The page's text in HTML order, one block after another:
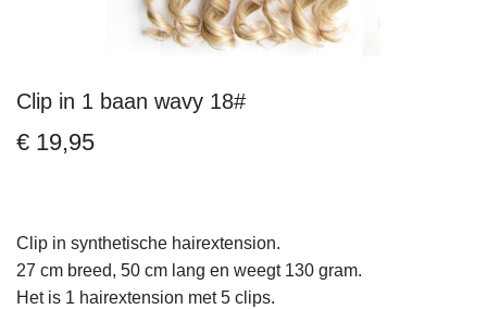
Ga
het
afbeeldingen-
gallerij
Clip in 1 baan wavy 18#
€ 19,95
Clip in synthetische hairextension.
27 cm breed, 50 cm lang en weegt 130 gram.
Het is 1 hairextension met 5 clips.